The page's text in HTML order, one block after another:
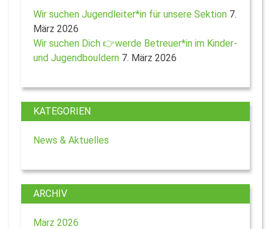
Wir suchen Jugendleiter*in für unsere Sektion 7.
März 2026
Wir suchen Dich 👉werde Betreuer*in im Kinder-
und Jugendbouldern 7. März 2026
KATEGORIEN
News & Aktuelles
ARCHIV
März 2026